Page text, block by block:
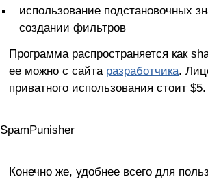
использование подстановочных
создании фильтров
Программа распространяется как
ее можно с сайта разработчика.
приватного использования стоит $5.
SpamPunisher
Конечно же, удобнее всего для